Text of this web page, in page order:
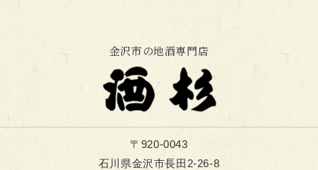
金沢市の地酒専門店
〒920-0043
石川県金沢市長田2-26-8